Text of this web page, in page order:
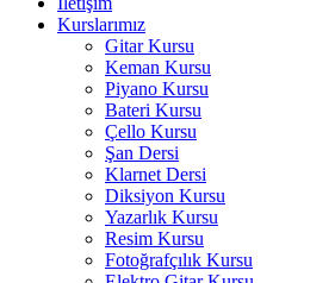
Kurslarımız
Gitar Kursu
Keman Kursu
Piyano Kursu
Bateri Kursu
Çello Kursu
Şan Dersi
Klarnet Dersi
Diksiyon Kursu
Yazarlık Kursu
Resim Kursu
Fotoğrafçılık Kursu